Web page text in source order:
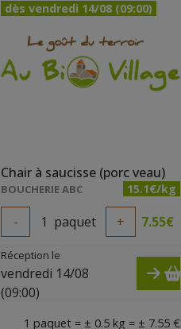
dès vendredi 14/08 (09:00)
Chair à saucisse (porc veau)
BOUCHERIE ABC 15.1€/kg
- 1 paquet + 7.55€
Réception le
vendredi 14/08
(09:00)
1 paquet = ± 0.5 kg = ± 7.55 €